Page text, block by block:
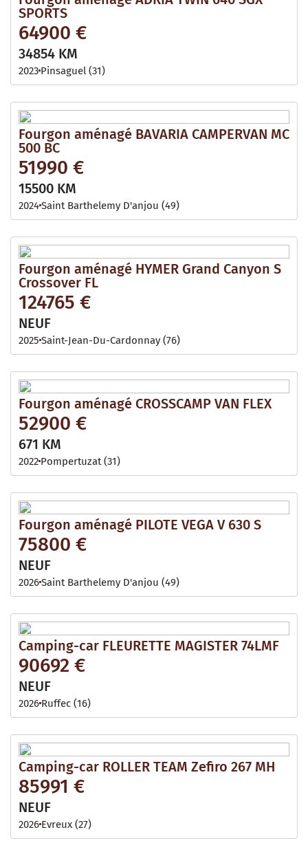
SPORTS
64900 €
34854 KM
2023 Pinsaguel (31)
Fourgon aménagé BAVARIA CAMPERVAN MC
500 BC
51990 €
15500 KM
2024Saint Barthelemy D'anjou (49)
Fourgon aménagé HYMER Grand Canyon S
Crossover FL
124765 €
NEUF
2025 Saint-Jean-Du-Cardonnay (76)
Fourgon aménagé CROSSCAMP VAN FLEX
52900 €
671 KM
2022 Pompertuzat (31)
Fourgon aménagé PILOTE VEGA V 630 S
75800 €
NEUF
2026Saint Barthelemy D'anjou (49)
Camping-car FLEURETTE MAGISTER 74LMF
90692 €
NEUF
2026 Ruffec (16)
Camping-car ROLLER TEAM Zefiro 267 MH
85991 €
NEUF
2026 Evreux (27)